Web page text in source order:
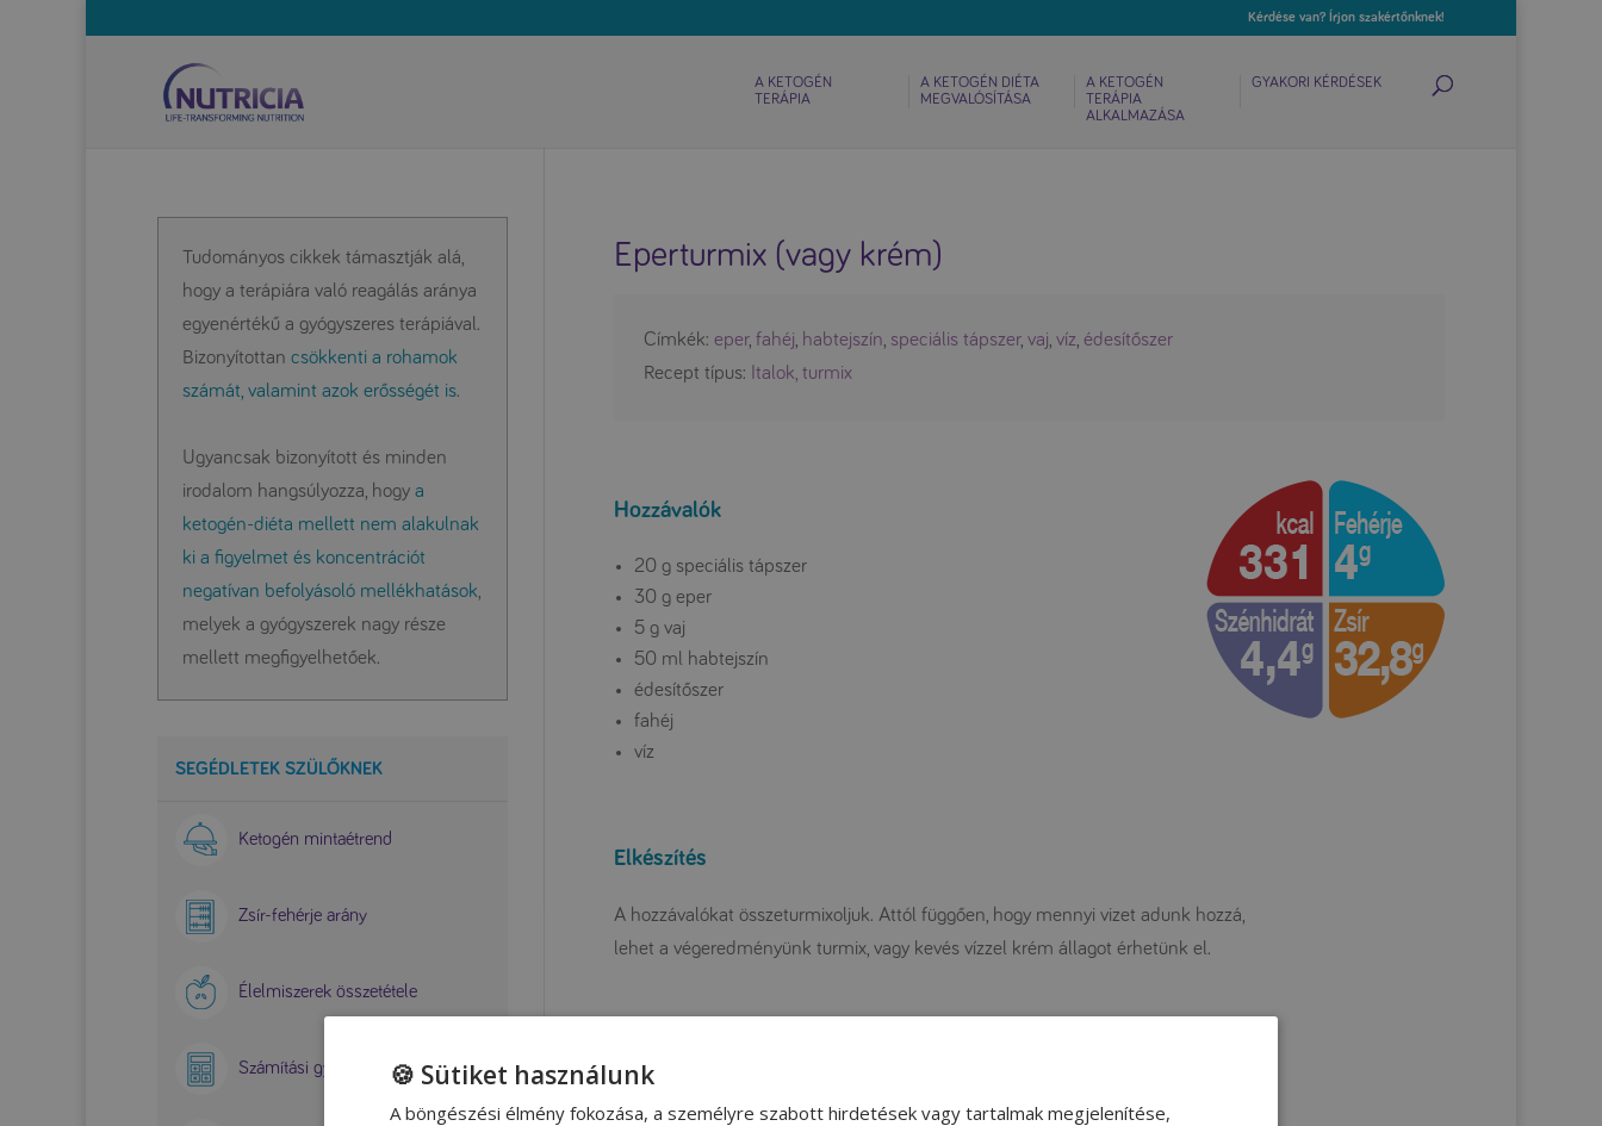
Kérdése van? Írjon szakértőnknek!
A KETOGÉN
TERÁPIA
A KETOGÉN DIÉTA
MEGVALÓSÍTÁSA
A KETOGÉN
TERÁPIA
ALKALMAZÁSA
GYAKORI KÉRDÉSEK
Eperturmix (vagy krém)
Címkék:eper,fahéj, habtejszín, speciális tápszer,vaj,víz,édesítőszer
Recept típus: Italok, turmix
Hozzávalók
20 g speciális tápszer
30 g eper
5 g vaj
50 ml habtejszín
édesítőszer
fahéj
víz
Elkészítés
A hozzávalókat összeturmixoljuk. Attól függően, hogy mennyi vizet adunk hozzá,
lehet a végeredményünk turmix, vagy kevés vízzel krém állagot érhetünk el.
Tudományos cikkek támasztják alá,
hogy a terápiára való reagálás aránya
egyenértékű a gyógyszeres terápiával.
Bizonyítottan csökkenti a rohamok
számát, valamint azok erősségét is.
Ugyancsak bizonyított és minden
irodalom hangsúlyozza, hogy a
ketogén-diéta mellett nem alakulnak
ki a figyelmet és koncentrációt
negatívan befolyásoló mellékhatások,
melyek a gyógyszerek nagy része
mellett megfigyelhetőek.
SEGÉDLETEK SZÜLŐKNEK
Ketogén mintaétrend
Zsír-fehérje arány
Élelmiszerek összetétele
Számítási gyakorlat 🍪 Sütiket használunk
A böngészési élmény fokozása, a személyre szabott hirdetések vagy tartalmak megjelenítése,